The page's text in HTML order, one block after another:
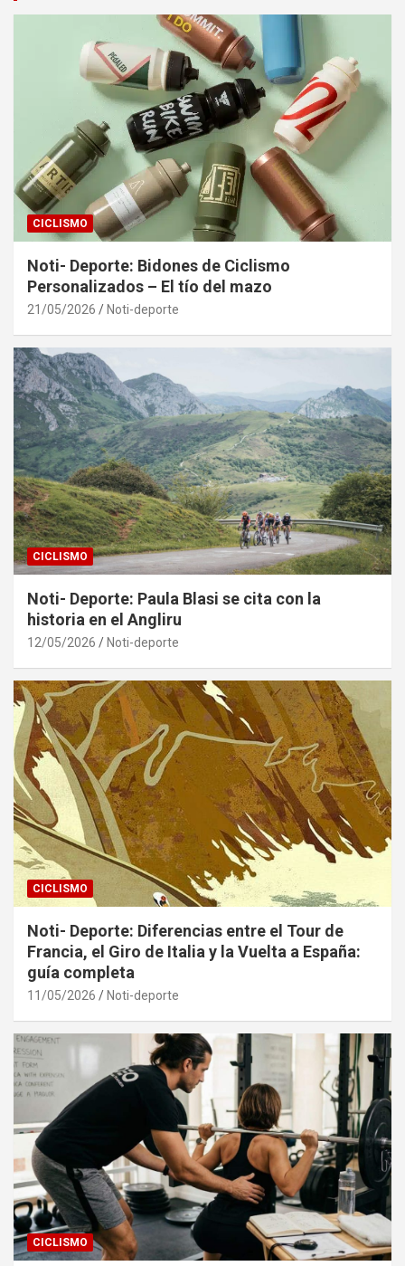
CICLISMO
Noti- Deporte: Bidones de Ciclismo
Personalizados – El tío del mazo
21/05/2026 Noti-deporte
CICLISMO
Noti- Deporte: Paula Blasi se cita con la
historia en el Angliru
12/05/2026 Noti-deporte
CICLISMO
Noti- Deporte: Diferencias entre el Tour de
Francia, el Giro de Italia y la Vuelta a España:
guía completa
11/05/2026 Noti-deporte
CICLISMO